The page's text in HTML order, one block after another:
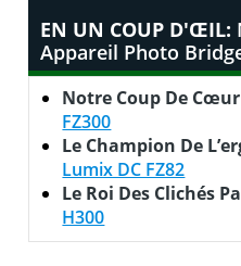
EN UN COUP D'ŒIL:
Appareil Photo
Notre Coup De
FZ300
Le Champion De
Lumix DC FZ82
Le Roi Des Clichés
H300